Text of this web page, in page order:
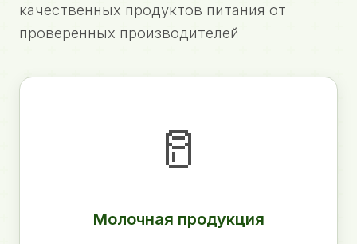
качественных продуктов питания от
проверенных производителей
🥛
Молочная продукция